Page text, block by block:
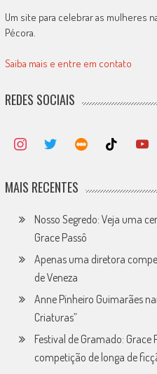
Um site para celebrar as mulheres
Pécora.
Saiba mais e entre em contato
REDES SOCIAIS
MAIS RECENTES
Nosso Segredo: Veja uma
Grace Passô
Apenas uma diretora
de Veneza
Anne Pinheiro Guimarães
Criaturas”
Festival de Gramado:
competição de longa de